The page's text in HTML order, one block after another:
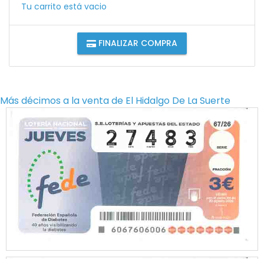
Tu carrito está vacio
FINALIZAR COMPRA
Más décimos a la venta de El Hidalgo De La Suerte